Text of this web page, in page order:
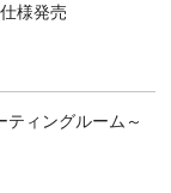
様発売
ィングルーム～